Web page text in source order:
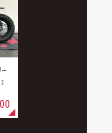
モンキー125 HONDA×Kuromiコラボ